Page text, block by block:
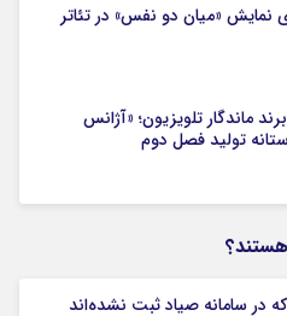
نمایش «میان دو نفس» در تئاتر
ماندگار تلویزیون؛ «آژانس
تولید فصل دوم
در سامانه صیاد ثبت نشده‌اند